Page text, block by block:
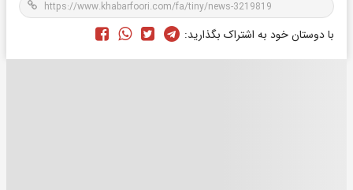
با دوستان خود به اشتراک بگذارید: